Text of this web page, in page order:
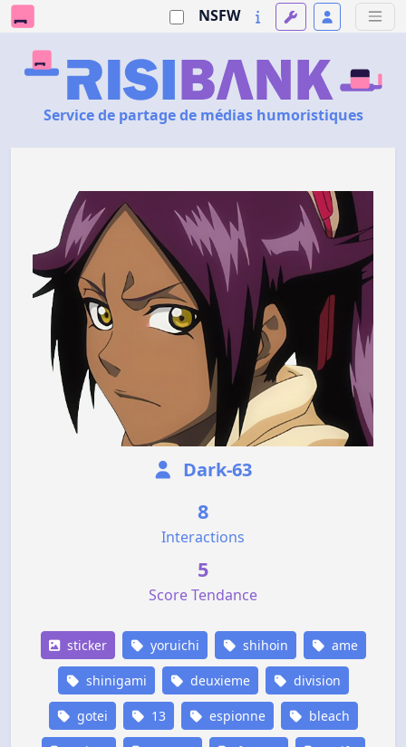
NSFW
Service de partage de médias humoristiques
Dark-63
8
Interactions
5
Score Tendance
sticker yoruichi shihoin ame
shinigami deuxieme division
gotei 13 espionne bleach